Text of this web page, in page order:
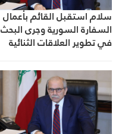
سلام استقبل القائم بأعمال
السفارة السورية وجرى البحث
في تطوير العلاقات الثنائية